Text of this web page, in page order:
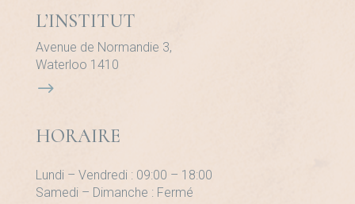
L’INSTITUT
Avenue de Normandie 3,
Waterloo 1410
$
HORAIRE
Lundi – Vendredi : 09:00 – 18:00
Samedi – Dimanche : Fermé